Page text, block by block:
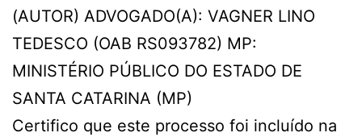
(AUTOR) ADVOGADO(A): VAGNER LINO
TEDESCO (OAB RS093782) MP:
MINISTÉRIO PÚBLICO DO ESTADO DE
SANTA CATARINA (MP)
Certifico que este processo foi incluído na